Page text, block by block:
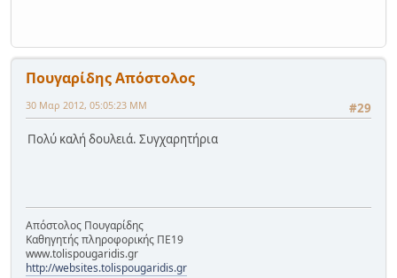
Πουγαρίδης Απόστολος
#29
30 Μαρ 2012, 05:05:23 ΜΜ
Πολύ καλή δουλειά. Συγχαρητήρια
Απόστολος Πουγαρίδης
Καθηγητής πληροφορικής ΠΕ19
www.tolispougaridis.gr
http://websites.tolispougaridis.gr